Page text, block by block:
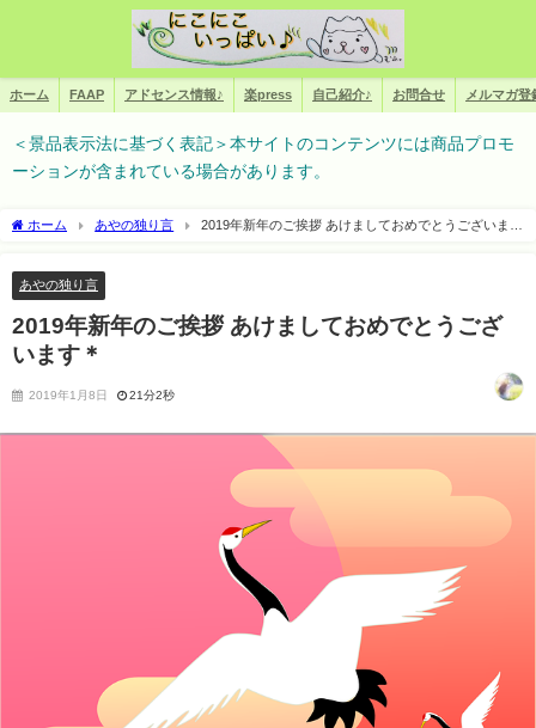
ホーム FAAP アドセンス情報♪ 楽press 自己紹介♪ お問合せ メルマガ登
＜景品表示法に基づく表記＞本サイトのコンテンツには商品プロモ
ーションが含まれている場合があります。
ホーム あやの独り言
2019年新年のご挨拶 あけましておめでとうございます
あやの独り言
2019年新年のご挨拶 あけましておめでとうござ
います＊
2019年1月8日 21分2秒